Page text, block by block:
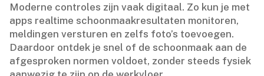
Moderne controles zijn vaak digitaal.​ Zo kun je met
apps realtime schoonmaakresultaten monitoren,
meldingen versturen en zelfs foto’s toevoegen.​
Daardoor ontdek je snel of de schoonmaak aan de
afgesproken normen voldoet, zonder steeds fysiek